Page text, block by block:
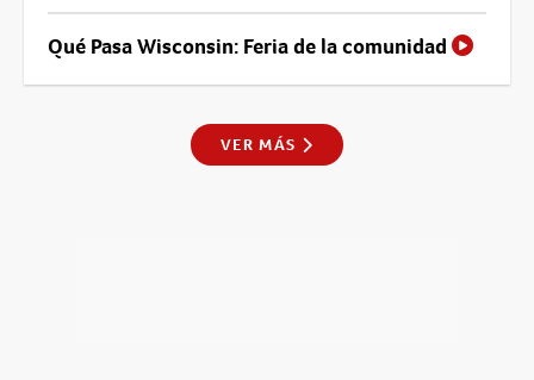
Qué Pasa Wisconsin: Feria de la comunidad
VER MÁS